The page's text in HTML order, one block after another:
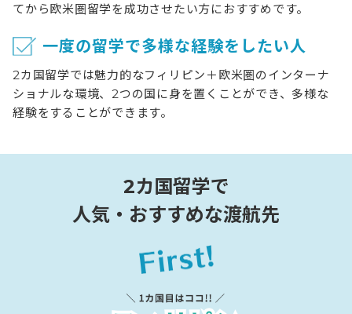
てから欧米圏留学を成功させたい方におすすめです。
一度の留学で多様な経験をしたい人
2カ国留学では魅力的なフィリピン＋欧米圏のインターナ
ショナルな環境、2つの国に身を置くことができ、多様な
経験をすることができます。
2カ国留学で
人気・おすすめな渡航先